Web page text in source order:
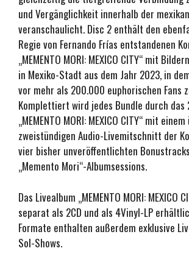
und Vergänglichkeit innerhalb der
veranschaulicht. Disc 2 enthält den
Regie von Fernando Frías entstandenen
„MEMENTO MORI: MEXICO CITY“ mit
in Mexiko-Stadt aus dem Jahr 2023, in
vor mehr als 200.000 euphorischen Fans
Komplettiert wird jedes Bundle durch das
„MEMENTO MORI: MEXICO CITY“ mit
zweistündigen Audio-Livemitschnitt der
vier bisher unveröffentlichten
„Memento Mori“-Albumsessions.
Das Livealbum „MEMENTO MORI: MEXICO
separat als 2CD und als 4Vinyl-LP
Formate enthalten außerdem exklusive
Sol-Shows.